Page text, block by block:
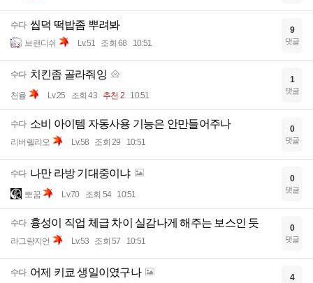
수다 씹덕 떡밥좀 뿌려봐
브랜디쉬 Lv.51 조회 68 10:51
9
댓글
수다 치킨좀 골라줘잉
천율 Lv.25 조회 43 추천 2 10:51
1
댓글
수다 소비 아이템 자동사용 기능은 안만들어주나
리버렐리오 Lv.58 조회 29 10:51
0
댓글
수다 나만 라방 기대중이냐
뽀꿈 Lv.70 조회 54 10:51
0
댓글
수다 흉성이 직업 체급 차이 실감나게 해주는 보스인 듯
라그랑지언 Lv.53 조회 57 10:51
0
댓글
수다 어제 키쿄 생일이였구나 4